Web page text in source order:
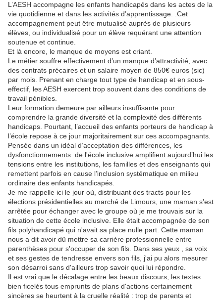
L’AESH accompagne les enfants handicapés dans les actes de la
vie quotidienne et dans les activités d’apprentissage. .Cet
accompagnement peut être mutualisé auprès de plusieurs
élèves, ou individualisé pour un élève requérant une attention
soutenue et continue.
Et là encore, le manque de moyens est criant.
Le métier souffre effectivement d’un manque d’attractivité, avec
des contrats précaires et un salaire moyen de 850€ euros (sic)
par mois. Prenant en charge tout type de handicap et en sous-
effectif, les AESH exercent trop souvent dans des conditions de
travail pénibles.
Leur formation demeure par ailleurs insuffisante pour
comprendre la grande diversité et la complexité des différents
handicaps. Pourtant, l’accueil des enfants porteurs de handicap à
l’école repose à ce jour majoritairement sur ces accompagnants.
Pensée dans un idéal d’acceptation des différences, les
dysfonctionnements de l'école inclusive amplifient aujourd’hui les
tensions entre les institutions, les familles et des enseignants qui
remettent parfois en cause l’inclusion systématique en milieu
ordinaire des enfants handicapés.
Je me rappelle ici le jour où, distribuant des tracts pour les
élections présidentielles au marché de Limours, une maman s'est
arrêtée pour échanger avec le groupe où je me trouvais sur la
situation de cette école inclusive. Elle était accompagnée de son
fils polyhandicapé qui n'avait sa place nulle part. Cette maman
nous a dit avoir dû mettre sa carrière professionnelle entre
parenthèses pour s'occuper de son fils. Dans ses yeux , sa voix
et ses gestes de tendresse envers son fils, j'ai pu alors mesurer
son désarroi sans d'ailleurs trop savoir quoi lui répondre.
Il est vrai que le décalage entre les beaux discours, les textes
bien ficelés tous emprunts de plans d'actions certainement
sincères se heurtent à la cruelle réalité : trop de parents et